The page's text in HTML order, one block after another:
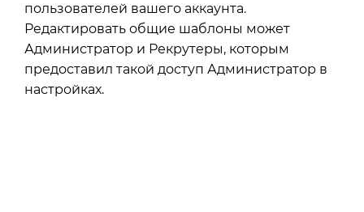
пользователей вашего аккаунта.
Редактировать общие шаблоны может
Администратор и Рекрутеры, которым
предоставил такой доступ Администратор в
настройках.